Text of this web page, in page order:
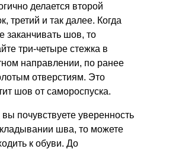
делается второй
третий и так далее. Когда
заканчивать шов, то
три-четыре стежка в
направлении, по ранее
отверстиям. Это
шов от самороспуска.
вы почувствуете уверенность
шва, то можете
к обуви. До